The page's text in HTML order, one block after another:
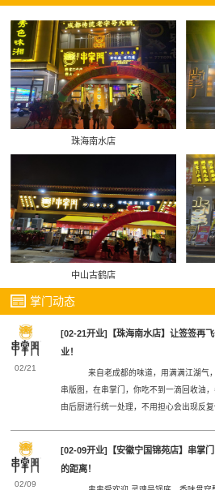
珠海南水店
中山古鹤店
掌门动态
02/21
[02-21开业]【珠海南水店】让签签再
业！
来自老成都的味道，用满满江湖气
串版图，在串掌门，你吃不到一滴回收油
由后厨进行统一处理，不用担心会出现反复
02/09
[02-09开业]【安徽宁国锦苑店】串掌
的距离！